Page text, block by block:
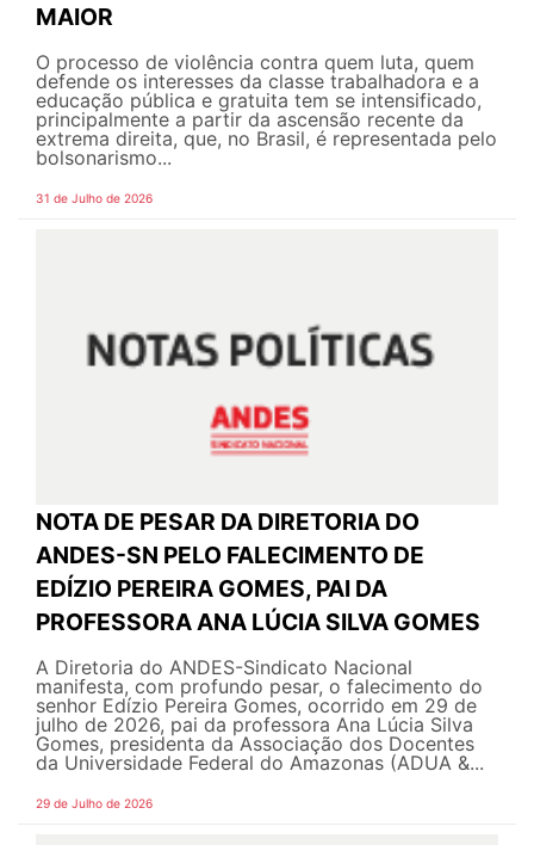
MAIOR
O processo de violência contra quem luta, quem
defende os interesses da classe trabalhadora e a
educação pública e gratuita tem se intensificado,
principalmente a partir da ascensão recente da
extrema direita, que, no Brasil, é representada pelo
bolsonarismo...
31 de Julho de 2026
NOTA DE PESAR DA DIRETORIA DO
ANDES-SN PELO FALECIMENTO DE
EDÍZIO PEREIRA GOMES, PAI DA
PROFESSORA ANA LÚCIA SILVA GOMES
A Diretoria do ANDES-Sindicato Nacional
manifesta, com profundo pesar, o falecimento do
senhor Edízio Pereira Gomes, ocorrido em 29 de
julho de 2026, pai da professora Ana Lúcia Silva
Gomes, presidenta da Associação dos Docentes
da Universidade Federal do Amazonas (ADUA &...
29 de Julho de 2026